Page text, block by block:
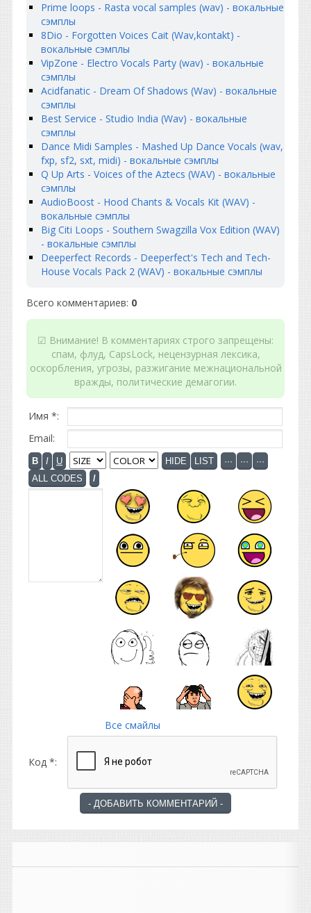
Prime loops - Rasta vocal samples (wav) - вокальные
сэмплы
8Dio - Forgotten Voices Cait (Wav,kontakt) -
вокальные сэмплы
VipZone - Electro Vocals Party (wav) - вокальные
сэмплы
Acidfanatic - Dream Of Shadows (Wav) - вокальные
сэмплы
Best Service - Studio India (Wav) - вокальные
сэмплы
Dance Midi Samples - Mashed Up Dance Vocals (wav,
fxp, sf2, sxt, midi) - вокальные сэмплы
Q Up Arts - Voices of the Aztecs (WAV) - вокальные
сэмплы
AudioBoost - Hood Chants & Vocals Kit (WAV) -
вокальные сэмплы
Big Citi Loops - Southern Swagzilla Vox Edition (WAV)
- вокальные сэмплы
Deeperfect Records - Deeperfect's Tech and Tech-
House Vocals Pack 2 (WAV) - вокальные сэмплы
Всего комментариев: 0
☑ Внимание! В комментариях строго запрещены:
спам, флуд, CapsLock, нецензурная лексика,
оскорбления, угрозы, разжигание межнациональной
вражды, политические демагогии.
Имя *:
Email:
Все смайлы
Код *: